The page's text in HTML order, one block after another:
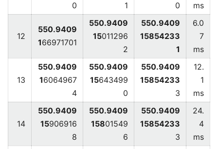
0
1
0
ms
12
550.9409
166971701
550.9409
15011296
2
550.9409
15854233
1
6.0
7
ms
13
550.9409
16064967
4
550.9409
15643499
0
550.9409
15854233
3
12.
1
ms
14
550.9409
15906916
8
550.9409
15801549
6
550.9409
15854233
3
24.
4
ms